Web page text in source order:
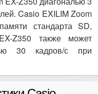
Casio EXILIM Zoom
стандарта SD,
Z350 также может
30 кадров/с при